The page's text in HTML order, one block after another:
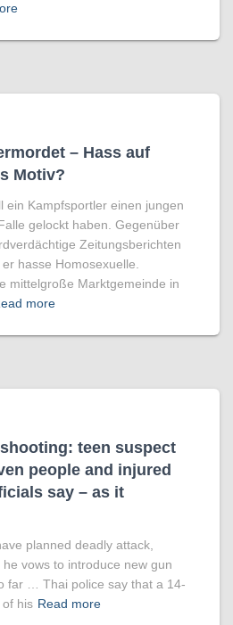
– Hass auf
Motiv?
ein Kampfsportler einen jungen
gelockt haben. Gegenüber
Zeitungsberichten
hasse Homosexuelle.
mittelgroße Marktgemeinde in
more
teen suspect
people and injured
say – as it
planned deadly attack,
he vows to introduce new gun
far … Thai police say that a 14-
his Read more